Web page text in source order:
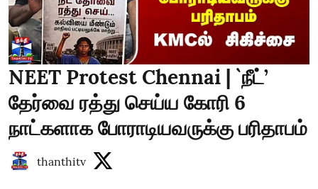
NEET Protest Chennai | `நீட்’
தேர்வை ரத்து செய்ய கோரி 6
நாட்களாக போராடியவருக்கு பரிதாபம்
thanthitv